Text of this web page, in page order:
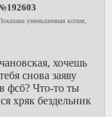
192603
уменьшенная копия,
хочешь
снова заяву
фсб? Что-то ты
хряк бездельник